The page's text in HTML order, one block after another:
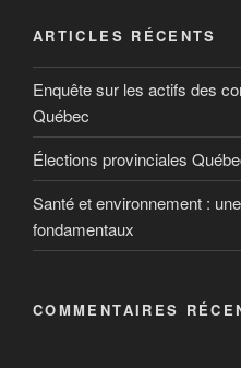
ARTICLES RÉCENTS
Enquête sur les actifs des
Québec
Élections provinciales
Santé et environnement :
fondamentaux
COMMENTAIRES